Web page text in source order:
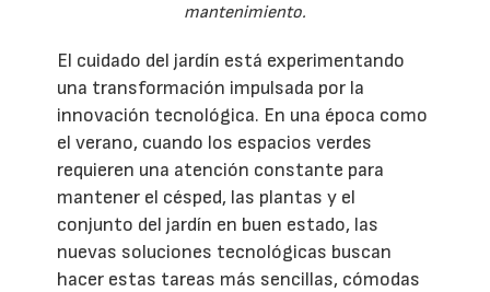
mantenimiento.
El cuidado del jardín está experimentando
una transformación impulsada por la
innovación tecnológica. En una época como
el verano, cuando los espacios verdes
requieren una atención constante para
mantener el césped, las plantas y el
conjunto del jardín en buen estado, las
nuevas soluciones tecnológicas buscan
hacer estas tareas más sencillas, cómodas